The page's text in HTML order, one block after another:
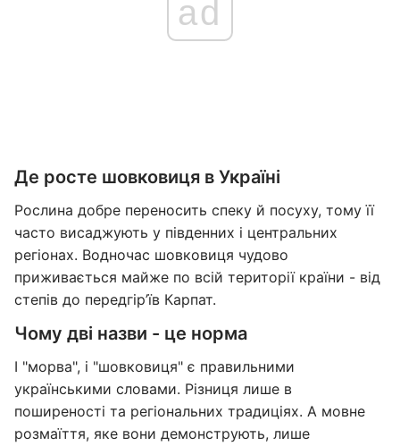
ad
Де росте шовковиця в Україні
Рослина добре переносить спеку й посуху, тому її
часто висаджують у південних і центральних
регіонах. Водночас шовковиця чудово
приживається майже по всій території країни - від
степів до передгір’їв Карпат.
Чому дві назви - це норма
І "морва", і "шовковиця" є правильними
українськими словами. Різниця лише в
поширеності та регіональних традиціях. А мовне
розмаїття, яке вони демонструють, лише